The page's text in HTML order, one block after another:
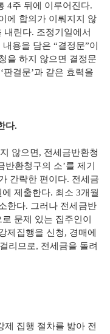
4주 뒤에 이루어진다.
에 합의가 이뤄지지 않
린다. 조정기일에서
용을 담은 “결정문”이
을 하지 않으면 결정문
결문’과 같은 효력을
다.
않으면, 전세금반환청
환청구의 소’를 제기
간략한 편이다. 전세금
제출한다. 최소 3개월
한다. 그러나 전세금반
문제 있는 집주인이
제집행을 신청, 경매에
리므로, 전세금을 돌려
제 집행 절차를 밟아 전